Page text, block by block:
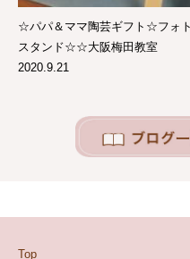
☆パパ＆ママ陶芸ギフト☆フォト
スタンド☆☆大阪梅田教室
2020.9.21
Top